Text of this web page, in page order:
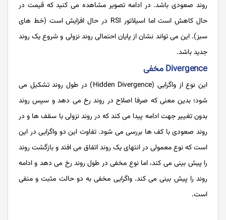
روند صعودی باشد. در ادامه تصویر مشاهده می کنید که قیمت در
حال کاهش است اما اسیلاتور RSI در حال افزایش است (خط های
سبز). این می تواند نشان از پایان احتمالی روند نزولی و شروع یک روند
جدید باشد.
Divergence مخفی
این نوع از واگرایی (Hidden Divergence) در طول روند تشکیل می
شود؛ بدین معنی که صرفا اصلاح در روند رخ می دهد و سپس روند
بدون تغییر جهت ادامه پیدا می کند که در روند نزولی با سقف ‌ها و در
روند صعودی با کف ها بررسی می شود. تفاوت این دو واگرایی در این
است که نوع معمولی در انتهای یک روند اتفاق می ‌افتد و بازگشت روند
را پیش بینی می کند، اما ‌نوع مخفی در طول روند رخ می دهد و ادامه
روند را پیش بینی می کند. واگرایی مخفی به دو حالت مثبت و منفی
است.